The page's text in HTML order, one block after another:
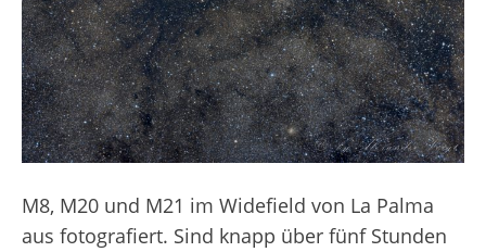
M8, M20 und M21 im Widefield von La Palma
aus fotografiert. Sind knapp über fünf Stunden